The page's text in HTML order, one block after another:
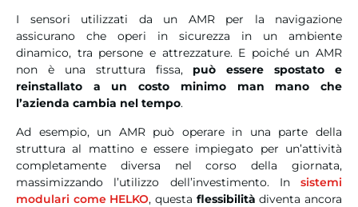
I sensori utilizzati da un AMR per la navigazione
assicurano che operi in sicurezza in un ambiente
dinamico, tra persone e attrezzature. E poiché un AMR
non è una struttura fissa, può essere spostato e
reinstallato a un costo minimo man mano che
l’azienda cambia nel tempo.
Ad esempio, un AMR può operare in una parte della
struttura al mattino e essere impiegato per un’attività
completamente diversa nel corso della giornata,
massimizzando l’utilizzo dell’investimento. In sistemi
modulari come HELKO, questa flessibilità diventa ancora